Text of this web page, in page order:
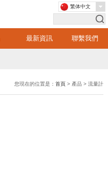
最新資訊 聯繫我們
繁体中文
您現在的位置是：首頁 > 產品 > 流量計